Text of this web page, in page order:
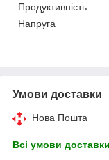
Продуктивність
Напруга
Умови доставки
Нова Пошта
Всі умови доставки